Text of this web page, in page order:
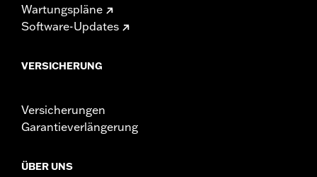
Wartungspläne
Software-Updates
VERSICHERUNG
Versicherungen
Garantieverlängerung
ÜBER UNS